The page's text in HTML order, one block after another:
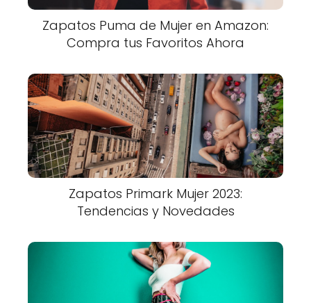
Zapatos Puma de Mujer en Amazon:
Compra tus Favoritos Ahora
Zapatos Primark Mujer 2023:
Tendencias y Novedades